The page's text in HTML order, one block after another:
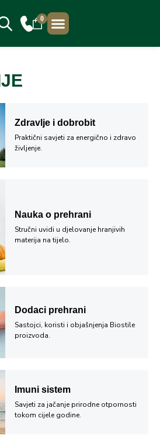
0
Zdravlje i dobrobit
Praktični savjeti za energično i zdravo
življenje.
Nauka o prehrani
Stručni uvidi u djelovanje hranjivih
materija na tijelo.
Dodaci prehrani
Sastojci, koristi i objašnjenja Biostile
proizvoda.
Imuni sistem
Savjeti za jačanje prirodne otpornosti
tokom cijele godine.